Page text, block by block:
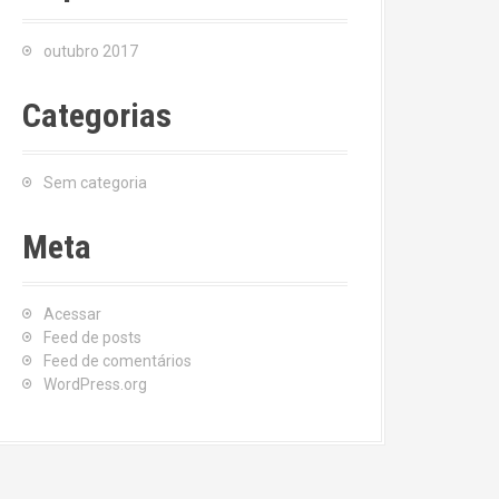
outubro 2017
Categorias
Sem categoria
Meta
Acessar
Feed de posts
Feed de comentários
WordPress.org